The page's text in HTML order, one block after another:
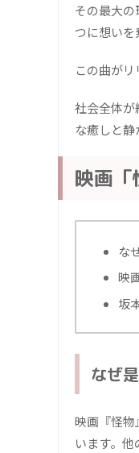
その最大
つに想いを
この曲が
社会全体が
な癒しと
映画
な
映
坂
なぜ
映画『怪物
います。